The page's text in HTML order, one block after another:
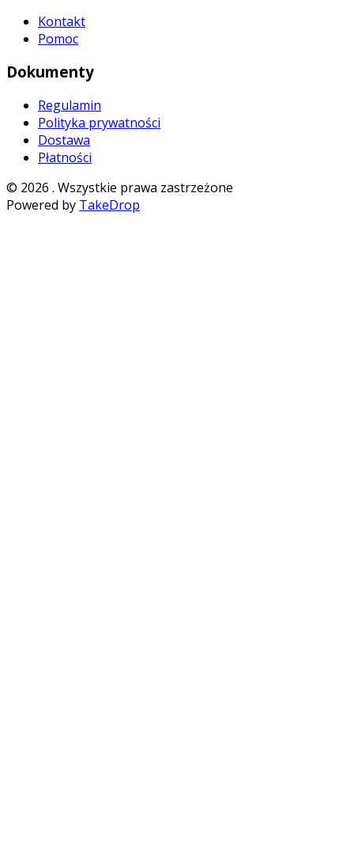
Kontakt
Pomoc
Dokumenty
Regulamin
Polityka prywatności
Dostawa
Płatności
© 2026 . Wszystkie prawa zastrzeżone
Powered by TakeDrop